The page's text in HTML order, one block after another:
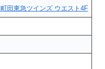
田東急ツインズ ウエスト4F